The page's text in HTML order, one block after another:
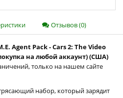
Отзывов (0)
Agent Pack - Cars 2: The Video
на любой аккаунт) (США)
только на нашем сайте
набор, который зарядит